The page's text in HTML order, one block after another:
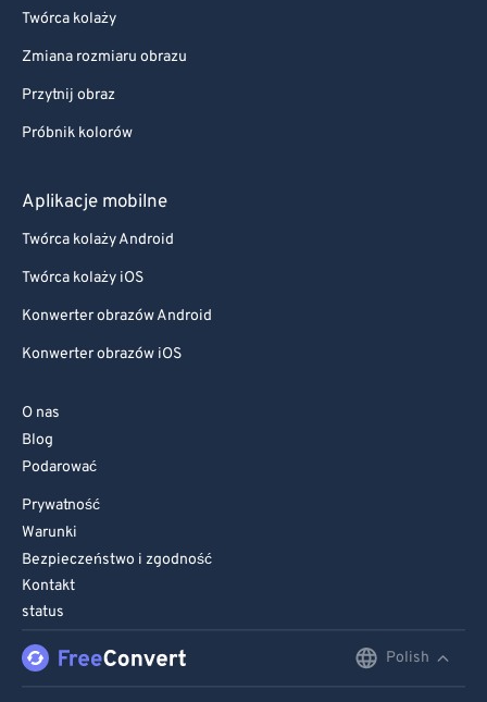
Twórca kolaży
Zmiana rozmiaru obrazu
Przytnij obraz
Próbnik kolorów
Aplikacje mobilne
Twórca kolaży Android
Twórca kolaży iOS
Konwerter obrazów Android
Konwerter obrazów iOS
O nas
Blog
Podarować
Prywatność
Warunki
Bezpieczeństwo i zgodność
Kontakt
status
Polish